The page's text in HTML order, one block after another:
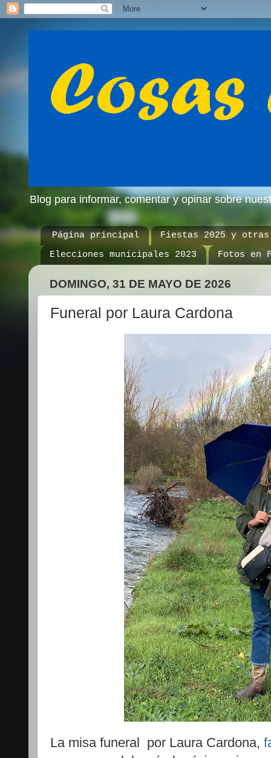
Blog para informar, comentar y opinar sobre
Página principal
Fiestas 2025 y otras
Elecciones municipales 2023
Fotos en
DOMINGO, 31 DE MAYO DE 2026
Funeral por Laura Cardona
La misa funeral por Laura Cardona,